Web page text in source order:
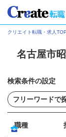
クリエイト転職・求人TOP
名古屋市
検索条件の設定
職種